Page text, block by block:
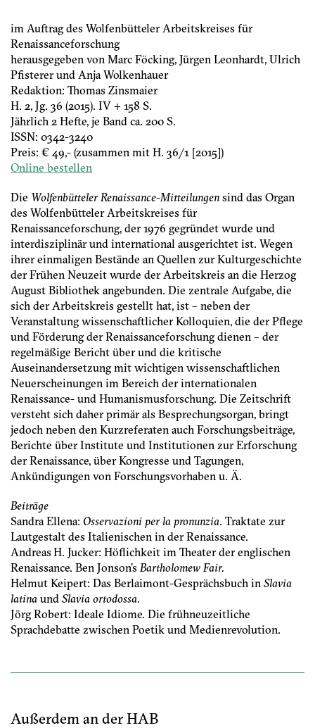
im Auftrag des Wolfenbütteler Arbeitskreises für
Renaissanceforschung
herausgegeben von Marc Föcking, Jürgen Leonhardt, Ulrich
Pfisterer und Anja Wolkenhauer
Redaktion: Thomas Zinsmaier
H. 2, Jg. 36 (2015). IV + 158 S.
Jährlich 2 Hefte, je Band ca. 200 S.
ISSN: 0342-3240
Preis: € 49,- (zusammen mit H. 36/1 [2015])
Online bestellen
Die Wolfenbütteler Renaissance-Mitteilungensind das Organ
des Wolfenbütteler Arbeitskreises für
Renaissanceforschung, der 1976 gegründet wurde und
interdisziplinär und international ausgerichtet ist. Wegen
ihrer einmaligen Bestände an Quellen zur Kulturgeschichte
der Frühen Neuzeit wurde der Arbeitskreis an die Herzog
August Bibliothek angebunden. Die zentrale Aufgabe, die
sich der Arbeitskreis gestellt hat, ist – neben der
Veranstaltung wissenschaftlicher Kolloquien, die der Pflege
und Förderung der Renaissanceforschung dienen – der
regelmäßige Bericht über und die kritische
Auseinandersetzung mit wichtigen wissenschaftlichen
Neuerscheinungen im Bereich der internationalen
Renaissance- und Humanismusforschung. Die Zeitschrift
versteht sich daher primär als Besprechungsorgan, bringt
jedoch neben den Kurzreferaten auch Forschungsbeiträge,
Berichte über Institute und Institutionen zur Erforschung
der Renaissance, über Kongresse und Tagungen,
Ankündigungen von Forschungsvorhaben u. Ä.
Beiträge
Sandra Ellena: Osservazioni per la pronunzia. Traktate zur
Lautgestalt des Italienischen in der Renaissance.
Andreas H. Jucker: Höflichkeit im Theater der englischen
Renaissance. Ben Jonson’s Bartholomew Fair.
Helmut Keipert: Das Berlaimont-Gesprächsbuch in Slavia
latina und Slavia ortodossa.
Jörg Robert: Ideale Idiome. Die frühneuzeitliche
Sprachdebatte zwischen Poetik und Medienrevolution.
Außerdem an der HAB